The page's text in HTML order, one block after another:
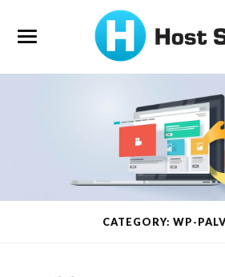
CATEGORY: WP-